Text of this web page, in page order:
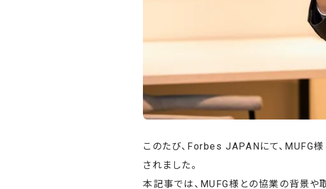
このたび、Forbes JAPANにて、MUFG
されました。
本記事では、MUFG様との協業の背景や